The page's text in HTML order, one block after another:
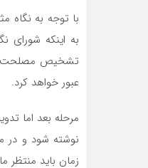
با توجه به نگاه
به اینکه شورای
تشخیص مصلحت
عبور خواهد کرد.
مرحله بعد اما
نوشته شود و در
زمان باید منتظر